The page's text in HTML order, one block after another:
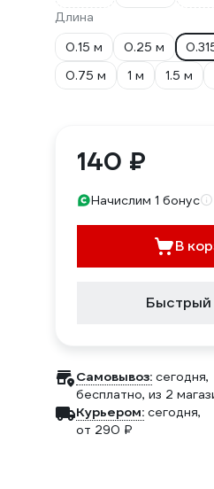
Длина
0.15 м
0.25 м
0.75 м
1 м 1.5 м
140 ₽
Начислим 1 бонус
В
Быстрый
Самовывоз: сегодня,
бесплатно, из 2
Курьером: сегодня,
от 290 ₽